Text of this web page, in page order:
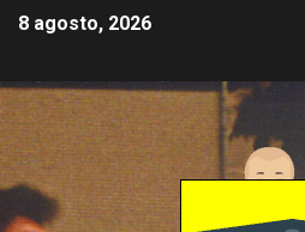
8 agosto, 2026